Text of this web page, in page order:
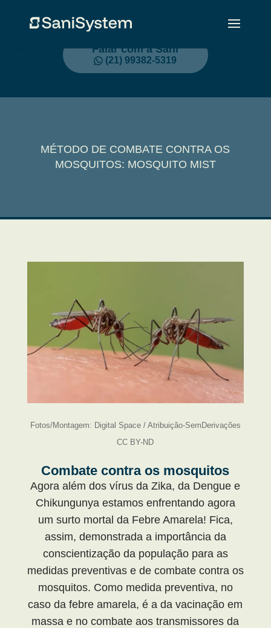
Falar com a Sani
(21) 99382-5319
MÉTODO DE COMBATE CONTRA OS
MOSQUITOS: MOSQUITO MIST
Fotos/Montagem: Digital Space / Atribuição-SemDerivações
CC BY-ND
Combate contra os mosquitos
Agora além dos vírus da Zika, da Dengue e
Chikungunya estamos enfrentando agora
um surto mortal da Febre Amarela! Fica,
assim, demonstrada a importância da
conscientização da população para as
medidas preventivas e de combate contra os
mosquitos. Como medida preventiva, no
caso da febre amarela, é a da vacinação em
massa e no combate aos transmissores da